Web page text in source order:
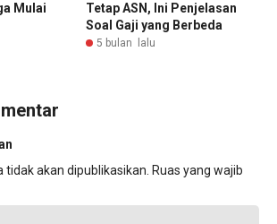
Mulai
Tetap ASN, Ini Penjelasan
Soal Gaji yang Berbeda
5 bulan lalu
akan dipublikasikan. Ruas yang wajib